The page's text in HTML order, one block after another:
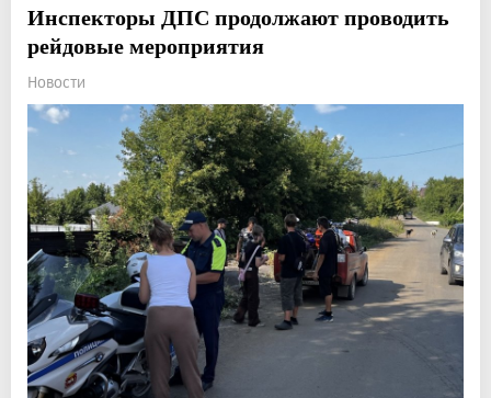
Инспекторы ДПС продолжают проводить
рейдовые мероприятия
Новости